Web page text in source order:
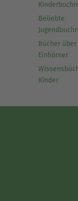
Beliebte
Bücher über
Einhörner
Kinder